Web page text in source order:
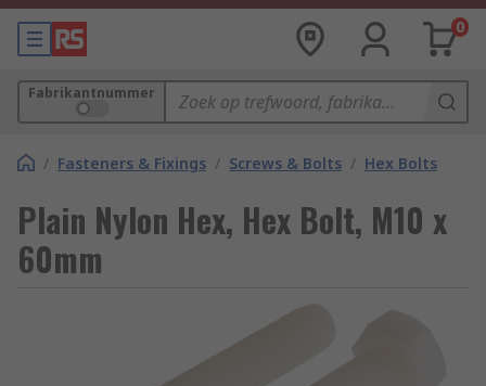
0
Fabrikantnummer
/ Fasteners & Fixings / Screws & Bolts / Hex Bolts
Plain Nylon Hex, Hex Bolt, M10 x
60mm